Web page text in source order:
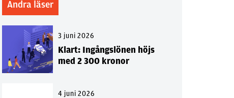
Andra läser
3 juni 2026
Klart: Ingångslönen höjs
med 2 300 kronor
4 juni 2026